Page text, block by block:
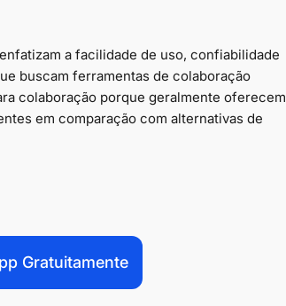
a facilidade de uso, confiabilidade
buscam ferramentas de colaboração
colaboração porque geralmente oferecem
em comparação com alternativas de
Gratuitamente